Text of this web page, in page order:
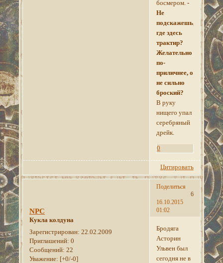
босмером.-
Не
подскажешь,
где здесь
трактир?
Желательно
по-
приличнее, о
не сильно
броский?
В руку
нищего упал
серебряный
дрейк.
0
Цитировать
Поделиться
6
16.10.2015
01:02
NPC
Кукла колдуна
Зарегистрирован: 22.02.2009
Приглашений: 0
Сообщений: 22
Уважение: [+0/-0]
Бродяга
Асторин
Ульвен был
сегодня не в